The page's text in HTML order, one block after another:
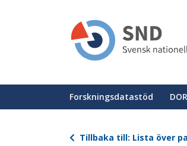
Huvudmeny
Forskningsdatastöd
Tillbaka till: Lista över